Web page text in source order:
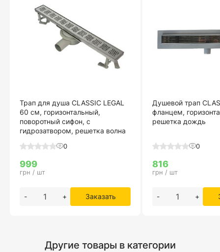
Трап для душа CLASSIC LEGAL
60 см, горизонтальный,
поворотный сифон, с
гидрозатвором, решетка волна
0
999
грн / шт
- + Заказать
Душевой трап
фланцем,
решетка дождь
0
816
грн / шт
- +
Другие товары в категории